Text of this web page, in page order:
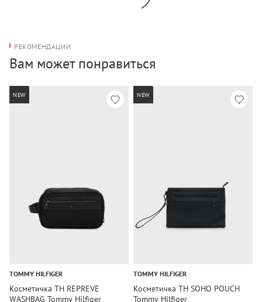
РЕКОМЕНДАЦИИ
Вам может понравиться
NEW
TOMMY HILFIGER
Косметичка TH REPREVE
WASHBAG Tommy Hilfiger
NEW
TOMMY HILFIGER
Косметичка TH SOHO POUCH
Tommy Hilfiger